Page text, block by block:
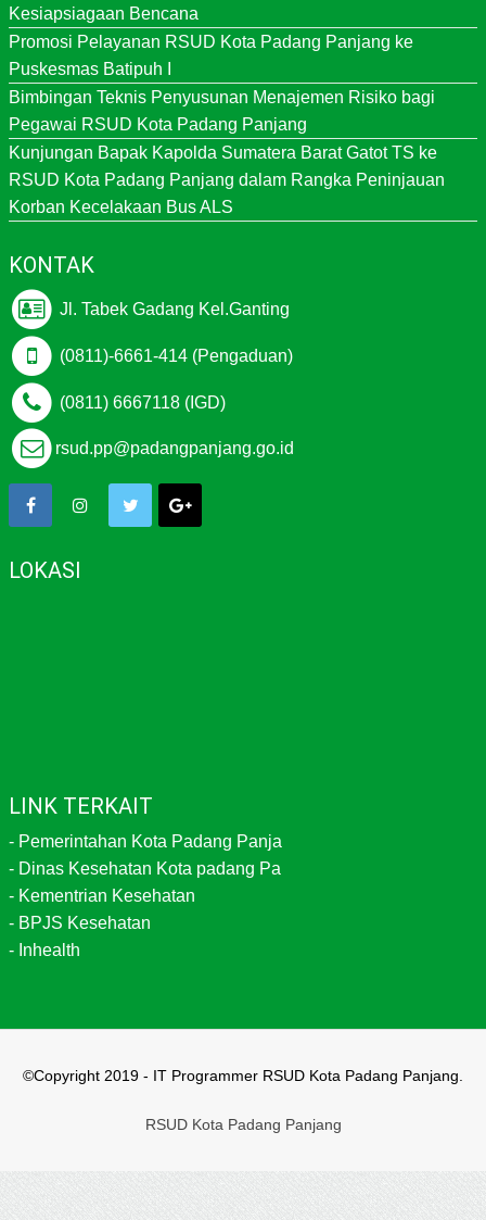
Kesiapsiagaan Bencana
Promosi Pelayanan RSUD Kota Padang Panjang ke
Puskesmas Batipuh I
Bimbingan Teknis Penyusunan Menajemen Risiko bagi
Pegawai RSUD Kota Padang Panjang
Kunjungan Bapak Kapolda Sumatera Barat Gatot TS ke
RSUD Kota Padang Panjang dalam Rangka Peninjauan
Korban Kecelakaan Bus ALS
KONTAK
Jl. Tabek Gadang Kel.Ganting
(0811)-6661-414 (Pengaduan)
(0811) 6667118 (IGD)
rsud.pp@padangpanjang.go.id
LOKASI
LINK TERKAIT
- Pemerintahan Kota Padang Panja
- Dinas Kesehatan Kota padang Pa
- Kementrian Kesehatan
- BPJS Kesehatan
- Inhealth
©Copyright 2019 - IT Programmer RSUD Kota Padang Panjang.
RSUD Kota Padang Panjang